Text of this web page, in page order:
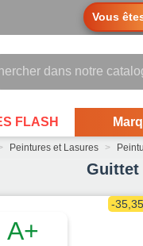
Vous
FLASH
Peintures et Lasures >
Guittet
A+
-